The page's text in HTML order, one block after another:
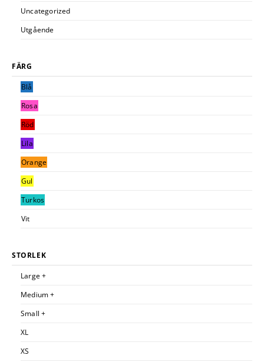
Uncategorized
Utgående
FÄRG
Blå
Rosa
Röd
Lila
Orange
Gul
Turkos
Vit
STORLEK
Large +
Medium +
Small +
XL
XS